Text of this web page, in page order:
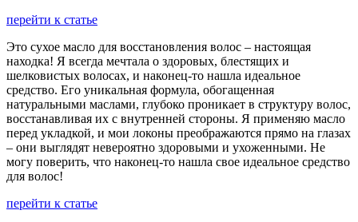
перейти к статье
Это сухое масло для восстановления волос – настоящая
находка! Я всегда мечтала о здоровых, блестящих и
шелковистых волосах, и наконец-то нашла идеальное
средство. Его уникальная формула, обогащенная
натуральными маслами, глубоко проникает в структуру волос,
восстанавливая их с внутренней стороны. Я применяю масло
перед укладкой, и мои локоны преображаются прямо на глазах
– они выглядят невероятно здоровыми и ухоженными. Не
могу поверить, что наконец-то нашла свое идеальное средство
для волос!
перейти к статье